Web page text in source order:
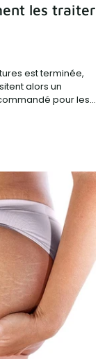
les traiter
est terminée,
alors un
pour les...